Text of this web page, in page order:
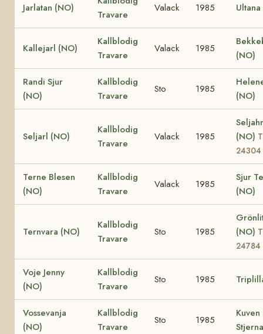
Jarlatan (NO)
Travare
Valack 1985
Kallejarl (NO)
Kallblodig
Travare
Valack 1985
(NO)
Randi Sjur
(NO)
Kallblodig
Travare
Sto 1985
(NO)
Seljarl (NO)
Kallblodig
Travare
Valack 1985
(NO)
24304
Terne Blesen
(NO)
Kallblodig
Travare
Valack 1985
Sjur
(NO)
Ternvara (NO)
Kallblodig
Travare
Sto 1985
(NO)
24784
Voje Jenny
(NO)
Kallblodig
Travare
Sto 1985
Vossevanja
(NO)
Kallblodig
Travare
Sto 1985
Kuven